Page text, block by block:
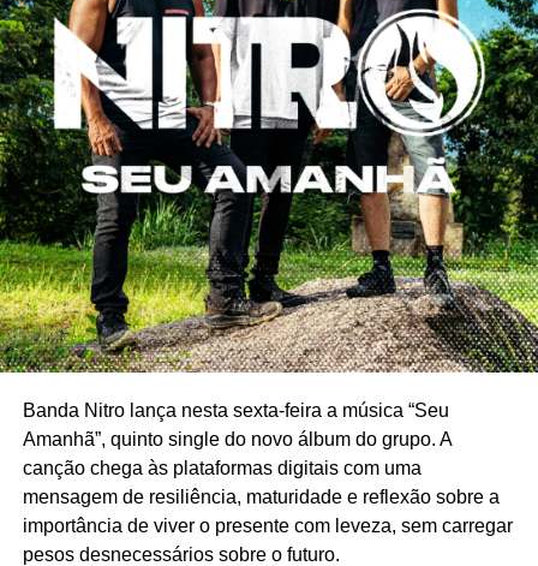
Banda Nitro lança nesta sexta-feira a música “Seu
Amanhã”, quinto single do novo álbum do grupo. A
canção chega às plataformas digitais com uma
mensagem de resiliência, maturidade e reflexão sobre a
importância de viver o presente com leveza, sem carregar
pesos desnecessários sobre o futuro.